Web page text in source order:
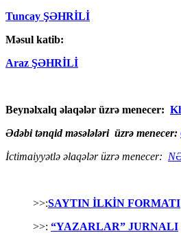
Tuncay ŞƏHRİLİ
Məsul katib:
Araz ŞƏHRİLİ
Beynəlxalq əlaqələr üzrə menecer:
Ədəbi tənqid məsələləri üzrə menecer:
İctimaiyyətlə əlaqələr üzrə menecer:
>>:SAYTIN İLKİN FORMATI
>>: “YAZARLAR” JURNALI